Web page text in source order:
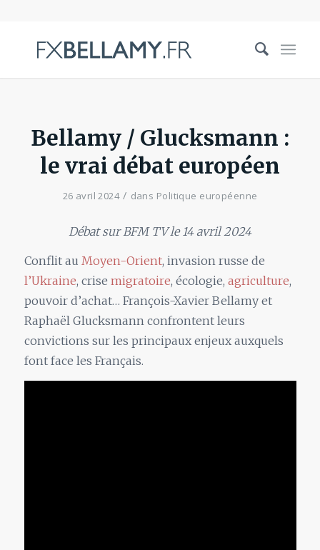
Bellamy / Glucksmann :
le vrai débat européen
26 avril 2024 / dans Politique européenne
Débat sur BFM TV le 14 avril 2024
Conflit au Moyen-Orient, invasion russe de
l’Ukraine, crise migratoire, écologie, agriculture,
pouvoir d’achat… François-Xavier Bellamy et
Raphaël Glucksmann confrontent leurs
convictions sur les principaux enjeux auxquels
font face les Français.